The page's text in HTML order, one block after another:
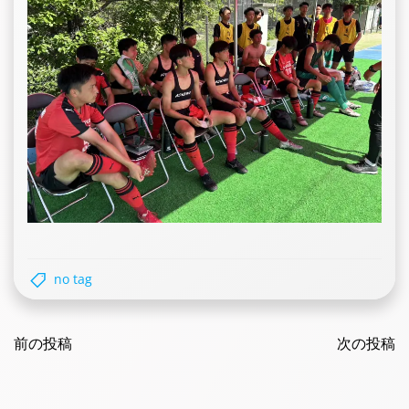
no tag
navigation
前の投稿 次の投稿